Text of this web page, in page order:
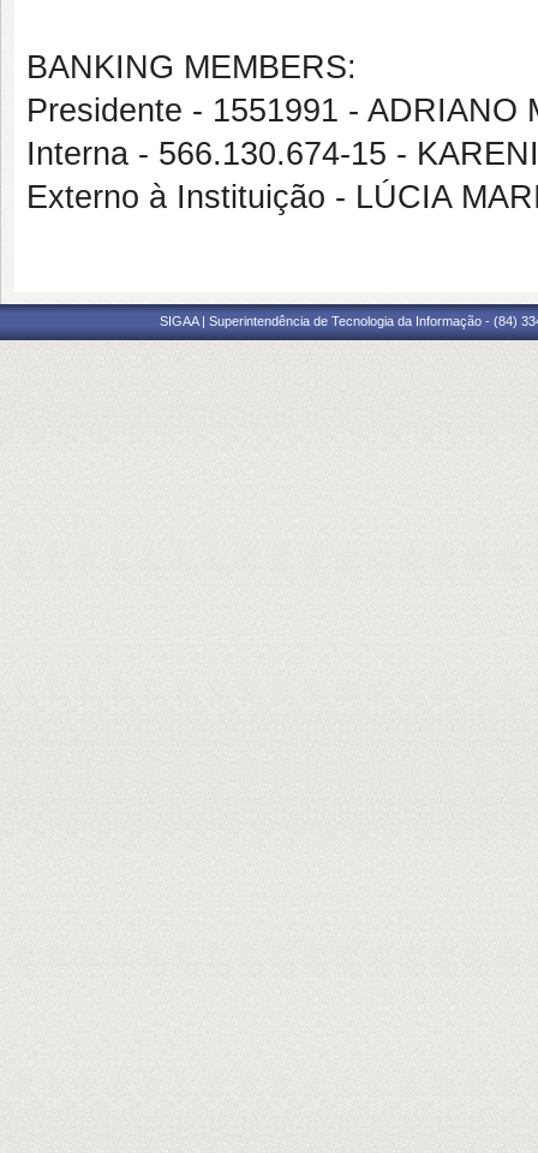
BANKING MEMBERS:
Presidente - 1551991 - ADRIANO
Interna - 566.130.674-15 -
Externo à Instituição - LÚCIA
SIGAA | Superintendência de Tecnologia da Informação - (84)